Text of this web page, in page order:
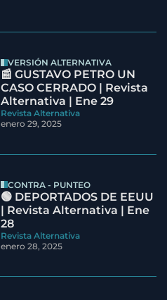
VERSIÓN ALTERNATIVA
📰 GUSTAVO PETRO UN
CASO CERRADO | Revista
Alternativa | Ene 29
Revista Alternativa
enero 29, 2025
CONTRA - PUNTEO
🟢 DEPORTADOS DE EEUU
| Revista Alternativa | Ene
28
Revista Alternativa
enero 28, 2025